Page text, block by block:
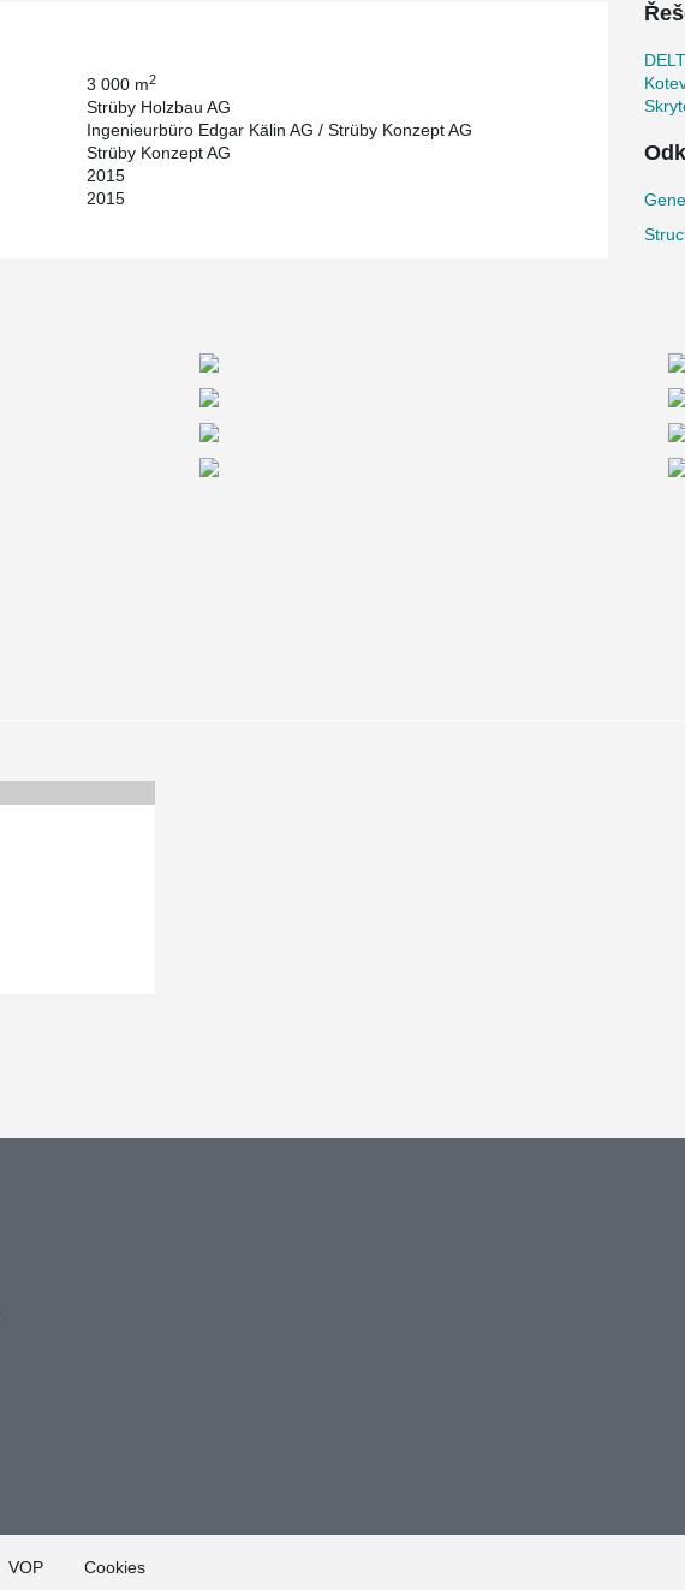
3 000 m2
Strüby Holzbau AG
Ingenieurbüro Edgar Kälin AG / Strüby Konzept AG
Strüby Konzept AG
2015
2015
VOP Cookies